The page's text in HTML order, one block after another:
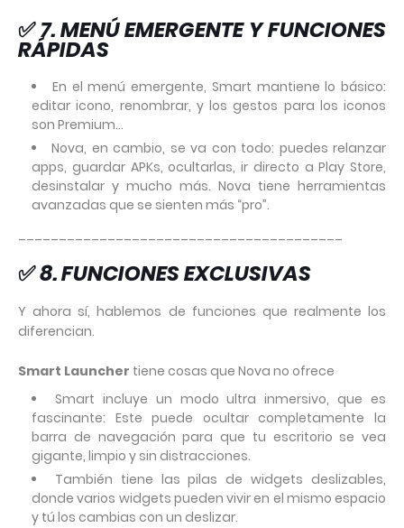
✅7. MENÚ EMERGENTE Y FUNCIONES
RÁPIDAS
En el menú emergente, Smart mantiene lo básico:
editar icono, renombrar, y los gestos para los iconos
son Premium…
Nova, en cambio, se va con todo: puedes relanzar
apps, guardar APKs, ocultarlas, ir directo a Play Store,
desinstalar y mucho más. Nova tiene herramientas
avanzadas que se sienten más “pro”.
✅8. FUNCIONES EXCLUSIVAS
Y ahora sí, hablemos de funciones que realmente los
diferencian.
Smart Launcher tiene cosas que Nova no ofrece
Smart incluye un modo ultra inmersivo, que es
fascinante: Este puede ocultar completamente la
barra de navegación para que tu escritorio se vea
gigante, limpio y sin distracciones.
También tiene las pilas de widgets deslizables,
donde varios widgets pueden vivir en el mismo espacio
y tú los cambias con un deslizar.